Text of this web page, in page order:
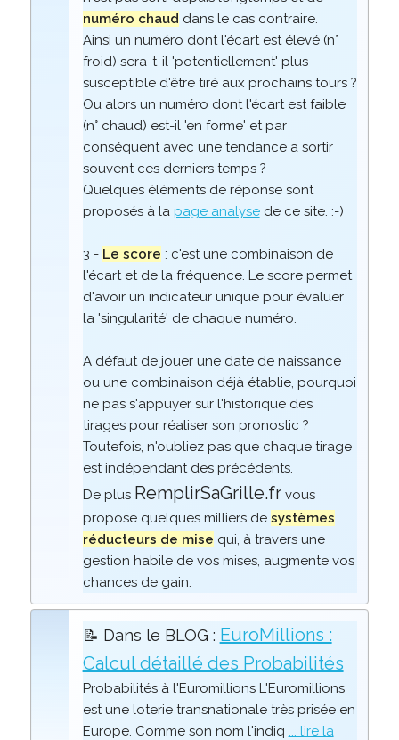
numéro chaud dans le cas contraire.
Ainsi un numéro dont l'écart est élevé (n°
froid) sera-t-il 'potentiellement' plus
susceptible d'être tiré aux prochains tours ?
Ou alors un numéro dont l'écart est faible
(n° chaud) est-il 'en forme' et par
conséquent avec une tendance a sortir
souvent ces derniers temps ?
Quelques éléments de réponse sont
proposés à la page analysede ce site. :-)
3 - Le score : c'est une combinaison de
l'écart et de la fréquence. Le score permet
d'avoir un indicateur unique pour évaluer
la 'singularité' de chaque numéro.
A défaut de jouer une date de naissance
ou une combinaison déjà établie, pourquoi
ne pas s'appuyer sur l'historique des
tirages pour réaliser son pronostic ?
Toutefois, n'oubliez pas que chaque tirage
est indépendant des précédents.
De plus RemplirSaGrille.frvous
propose quelques milliers de systèmes
réducteurs de mise qui, à travers une
gestion habile de vos mises, augmente vos
chances de gain.
📝 Dans le BLOG : EuroMillions :
Calcul détaillé des Probabilités
Probabilités à l'Euromillions L'Euromillions
est une loterie transnationale très prisée en
Europe. Comme son nom l'indiq ... lire la